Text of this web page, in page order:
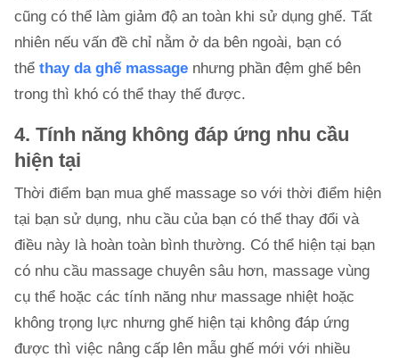
cũng có thể làm giảm độ an toàn khi sử dụng ghế. Tất
nhiên nếu vấn đề chỉ nằm ở da bên ngoài, bạn có
thể thay da ghế massage nhưng phần đệm ghế bên
trong thì khó có thể thay thế được.
4. Tính năng không đáp ứng nhu cầu
hiện tại
Thời điểm bạn mua ghế massage so với thời điểm hiện
tại bạn sử dụng, nhu cầu của bạn có thể thay đổi và
điều này là hoàn toàn bình thường. Có thể hiện tại bạn
có nhu cầu massage chuyên sâu hơn, massage vùng
cụ thể hoặc các tính năng như massage nhiệt hoặc
không trọng lực nhưng ghế hiện tại không đáp ứng
được thì việc nâng cấp lên mẫu ghế mới với nhiều